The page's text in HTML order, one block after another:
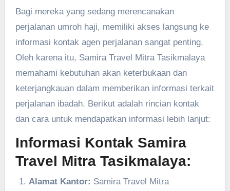
Bagi mereka yang sedang merencanakan
perjalanan umroh haji, memiliki akses langsung ke
informasi kontak agen perjalanan sangat penting.
Oleh karena itu, Samira Travel Mitra Tasikmalaya
memahami kebutuhan akan keterbukaan dan
keterjangkauan dalam memberikan informasi terkait
perjalanan ibadah. Berikut adalah rincian kontak
dan cara untuk mendapatkan informasi lebih lanjut:
Informasi Kontak Samira
Travel Mitra Tasikmalaya:
Alamat Kantor: Samira Travel Mitra